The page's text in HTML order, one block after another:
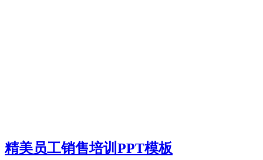
精美员工销售培训PPT模板